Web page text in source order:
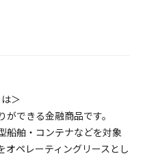
＞
できる金融商品です。
船舶・コンテナなどを対象
ペレーティングリースとし